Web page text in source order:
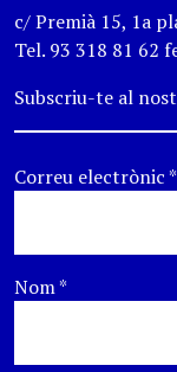
c/ Premià 15, 1a
Tel. 93 318 81 62
Subscriu-te al
Correu electrònic*
Nom*